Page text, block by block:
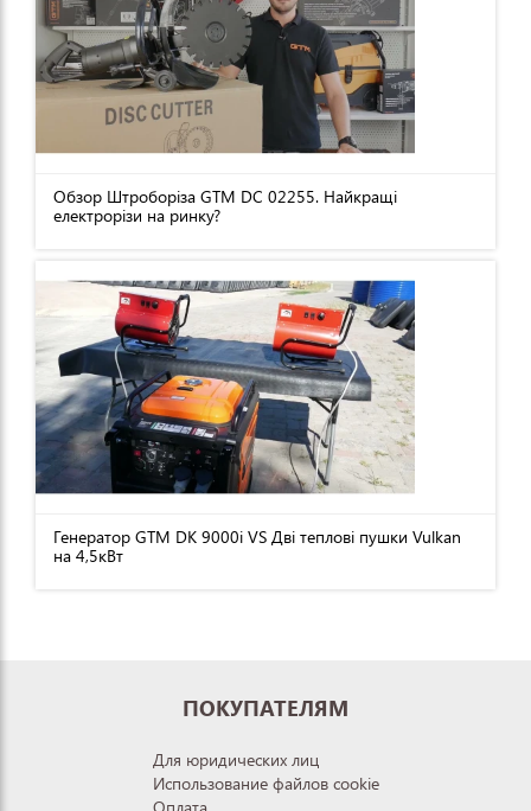
Обзор Штроборіза GTM DC 02255. Найкращі
електрорізи на ринку?
Генератор GTM DK 9000i VS Дві теплові пушки Vulkan
на 4,5кВт
ПОКУПАТЕЛЯМ
Для юридических лиц
Использование файлов cookie